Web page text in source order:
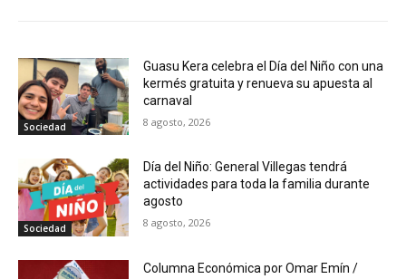
Sociedad
Guasu Kera celebra el Día del Niño con una
kermés gratuita y renueva su apuesta al
carnaval
8 agosto, 2026
Sociedad
Día del Niño: General Villegas tendrá
actividades para toda la familia durante
agosto
8 agosto, 2026
Columna Económica por Omar Emín /